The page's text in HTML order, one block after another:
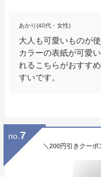
あかり(40代・女性)
大人も可愛いものが
カラーの表紙が可愛
れるこちらがおすす
すいです。
no. 7